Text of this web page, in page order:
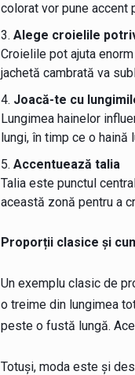
colorat vor pune accent
Alege croielile
Croielile pot ajuta
jachetă cambrată va
Joacă-te cu
Lungimea hainelor
lungi, în timp ce o
Accentuează talia
Talia este punctul
această zonă pentru a
Proporții clasice și
Un exemplu clasic de
o treime din lungimea
peste o fustă lungă.
Totuși, moda este și